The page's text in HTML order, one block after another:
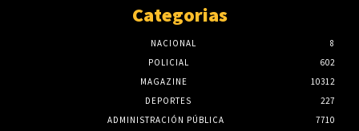
Categorias
NACIONAL
8
POLICIAL
602
MAGAZINE
10312
DEPORTES
227
ADMINISTRACIÓN PÚBLICA
7710